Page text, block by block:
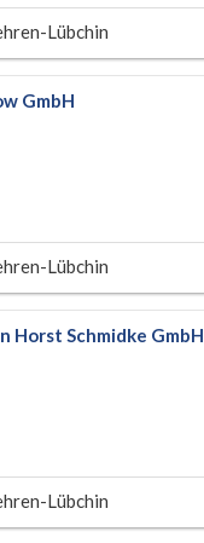
Lübchin
GmbH
Lübchin
Schmidke GmbH
Lübchin